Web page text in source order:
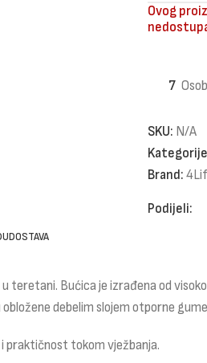
Ovog
7
SKU: N/A
Brand:
Podijeli:
DOSTAVA
teretani. Bućica je izrađena od
debelim slojem otporne
praktičnost tokom vježbanja.